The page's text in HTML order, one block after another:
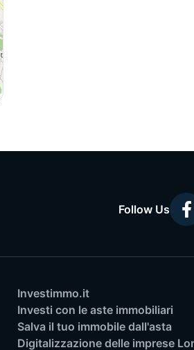
Follow Us
Investimmo.it
Investi con le aste immobiliari
Salva il tuo immobile dall'asta
Digitalizzazione delle imprese